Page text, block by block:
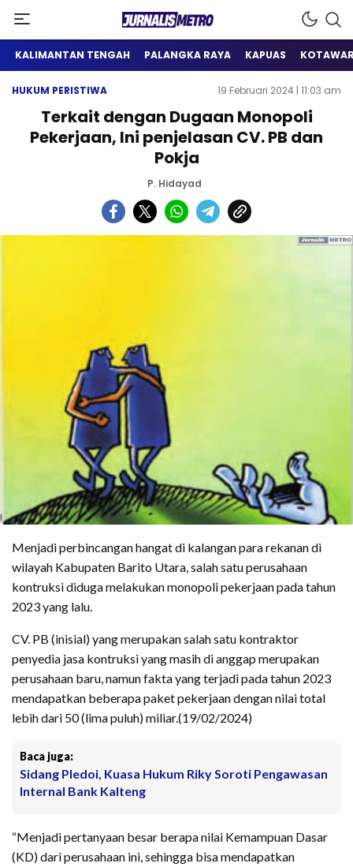
Jurnalis Metro
Satu Wadah Informasi
KALIMANTAN TENGAH PALANGKA RAYA KAPUAS
HUKUM PERISTIWA 19 Februari 2024 | 11:03 am
Terkait dengan Dugaan Monopoli
Pekerjaan, Ini penjelasan CV. PB dan
Pokja
P. Hidayad
Menjadi perbincangan hangat di kalangan para rekanan di
wilayah Kabupaten Barito Utara, salah satu perusahaan
kontruksi diduga melakukan monopoli pekerjaan pada tahun
2023 yang lalu.
CV. PB (inisial) yang merupakan salah satu kontraktor
penyedia jasa kontruksi yang masih di anggap merupakan
perusahaan baru, namun fakta yang terjadi pada tahun 2023
mendapatkan beberapa paket pekerjaan dengan nilai total
lebih dari 50 (lima puluh) miliar.(19/02/2024)
Baca juga:
Sidang Pledoi, Kuasa Hukum Riky Soroti Pengawasan
Internal Bank Kalteng
“Menjadi pertanyaan besar berapa nilai Kemampuan Dasar
(KD) dari perusahaan ini, sehingga bisa mendapatkan